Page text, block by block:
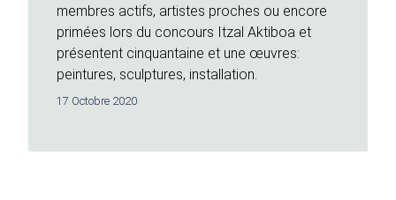
membres actifs, artistes proches ou encore
primées lors du concours Itzal Aktiboa et
présentent cinquantaine et une œuvres:
peintures, sculptures, installation.
17 Octobre 2020